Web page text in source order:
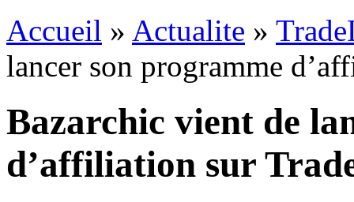
Accueil » Actualite »
lancer son programme
Bazarchic vient de
d’affiliation sur